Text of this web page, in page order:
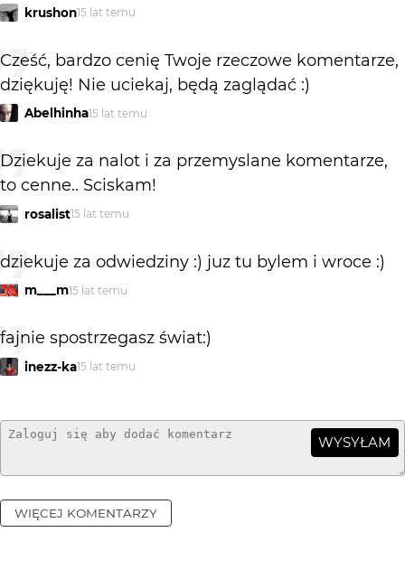
krushon15 lat temu
Cześć, bardzo cenię Twoje rzeczowe komentarze,
dziękuję! Nie uciekaj, będą zaglądać :)
Abelhinha15 lat temu
Dziekuje za nalot i za przemyslane komentarze,
to cenne.. Sciskam!
rosalist15 lat temu
dziekuje za odwiedziny :) juz tu bylem i wroce :)
m___m15 lat temu
fajnie spostrzegasz świat:)
inezz-ka15 lat temu
WYSYŁAM
WIĘCEJ KOMENTARZY